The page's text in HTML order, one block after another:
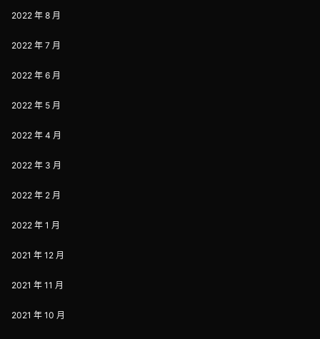
2022 年 8 月
2022 年 7 月
2022 年 6 月
2022 年 5 月
2022 年 4 月
2022 年 3 月
2022 年 2 月
2022 年 1 月
2021 年 12 月
2021 年 11 月
2021 年 10 月